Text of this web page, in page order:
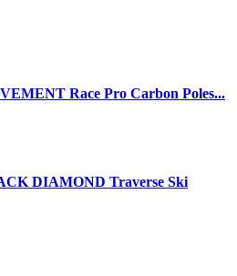
Race Pro Carbon Poles...
DIAMOND Traverse Ski